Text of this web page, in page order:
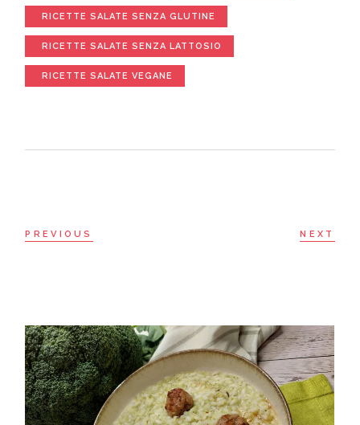
RICETTE SALATE SENZA GLUTINE
RICETTE SALATE SENZA LATTOSIO
RICETTE SALATE VEGANE
PREVIOUS NEXT